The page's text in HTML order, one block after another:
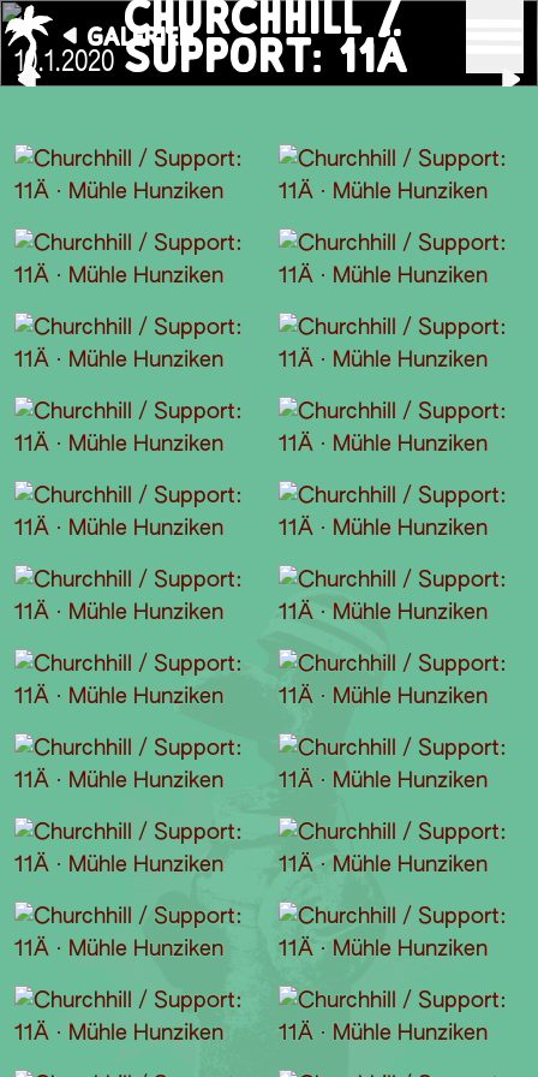
GALERIEN
10.1.2020
CHURCHHILL /
SUPPORT: 11Ä